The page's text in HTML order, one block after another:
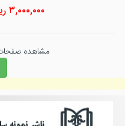
۳,۰۰۰,۰۰۰
مشاهده